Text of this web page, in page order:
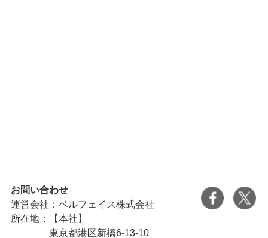
お問い合わせ
運営会社：ベルフェイス株式会社
所在地：
【本社】
東京都港区新橋6-13-10